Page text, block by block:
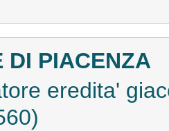
DI PIACENZA
eredita'